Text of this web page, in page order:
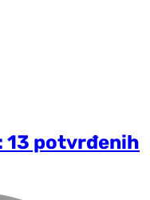
13 potvrđenih